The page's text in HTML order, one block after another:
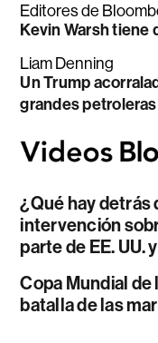
Editores de
Kevin Warsh tiene
Liam Denning
Un Trump
grandes petroleras
¿Qué hay detrás
intervención
parte de EE. UU.
Copa Mundial de
batalla de las